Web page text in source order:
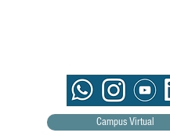
Campus Virtual